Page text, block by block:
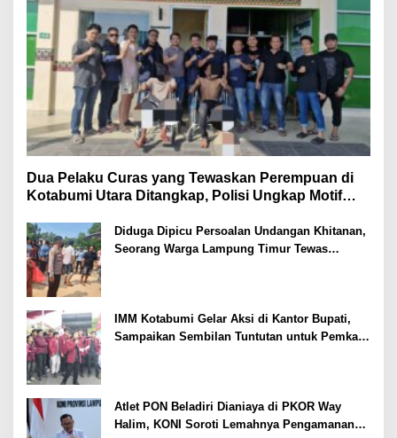
Dua Pelaku Curas yang Tewaskan Perempuan di
Kotabumi Utara Ditangkap, Polisi Ungkap Motif
Diduga Dipicu Persoalan Undangan Khitanan,
Seorang Warga Lampung Timur Tewas
IMM Kotabumi Gelar Aksi di Kantor Bupati,
Sampaikan Sembilan Tuntutan untuk Pemkab
Atlet PON Beladiri Dianiaya di PKOR Way
Halim, KONI Soroti Lemahnya Pengamanan